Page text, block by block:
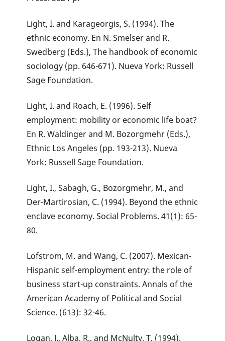
Light, I. and Karageorgis, S. (1994). The
ethnic economy. En N. Smelser and R.
Swedberg (Eds.), The handbook of economic
sociology (pp. 646-671). Nueva York: Russell
Sage Foundation.
Light, I. and Roach, E. (1996). Self
employment: mobility or economic life boat?
En R. Waldinger and M. Bozorgmehr (Eds.),
Ethnic Los Angeles (pp. 193-213). Nueva
York: Russell Sage Foundation.
Light, I., Sabagh, G., Bozorgmehr, M., and
Der-Martirosian, C. (1994). Beyond the ethnic
enclave economy. Social Problems. 41(1): 65-
80.
Lofstrom, M. and Wang, C. (2007). Mexican-
Hispanic self-employment entry: the role of
business start-up constraints. Annals of the
American Academy of Political and Social
Science. (613): 32-46.
Logan, J., Alba, R., and McNulty, T. (1994).